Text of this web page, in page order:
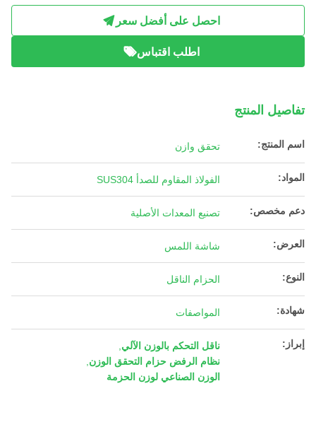
احصل على أفضل سعر
اطلب اقتباس
تفاصيل المنتج
اسم المنتج: تحقق وازن
المواد: الفولاذ المقاوم للصدأ SUS304
دعم مخصص: تصنيع المعدات الأصلية
العرض: شاشة اللمس
النوع: الحزام الناقل
شهادة: المواصفات
إبراز: ناقل التحكم بالوزن الآلي
نظام الرفض حزام التحقق الوزن
الوزن الصناعي لوزن الحزمة